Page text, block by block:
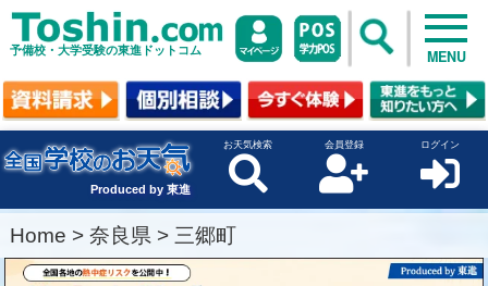
予備校・大学受験の東進ドットコム MENU
Produced by 東進
お天気検索 会員登録 ログイン
Home > 奈良県 > 三郷町